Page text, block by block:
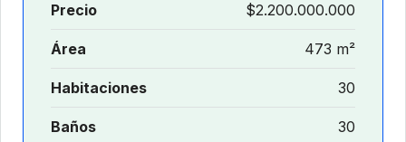
Precio $2.200.000.000
Área 473 m²
Habitaciones 30
Baños 30